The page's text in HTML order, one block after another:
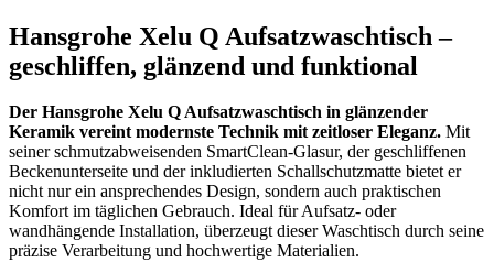
Hansgrohe Xelu Q Aufsatzwaschtisch –
geschliffen, glänzend und funktional
Der Hansgrohe Xelu Q Aufsatzwaschtisch in glänzender
Keramik vereint modernste Technik mit zeitloser Eleganz. Mit
seiner schmutzabweisenden SmartClean-Glasur, der geschliffenen
Beckenunterseite und der inkludierten Schallschutzmatte bietet er
nicht nur ein ansprechendes Design, sondern auch praktischen
Komfort im täglichen Gebrauch. Ideal für Aufsatz- oder
wandhängende Installation, überzeugt dieser Waschtisch durch seine
präzise Verarbeitung und hochwertige Materialien.